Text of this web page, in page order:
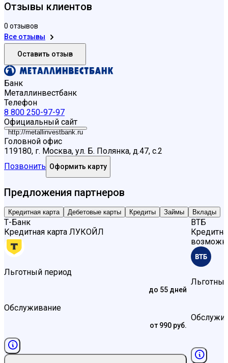
Отзывы клиентов
0 отзывов
Все отзывы
Оставить отзыв
Банк
Металлинвестбанк
Телефон
8 800 250-97-97
Официальный сайт
http://metallinvestbank.ru
Головной офис
119180, г. Москва, ул. Б. Полянка, д.47, с.2
Позвонить Оформить карту
Предложения партнеров
Кредитная карта Дебетовые карты Кредиты Займы Вклады
Т-Банк
Кредитная карта ЛУКОЙЛ
Льготный период
до 55 дней
Обслуживание
от 990 руб.
ВТБ